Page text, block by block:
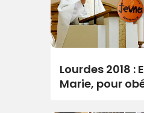
Lourdes 2018 :
Marie, pour